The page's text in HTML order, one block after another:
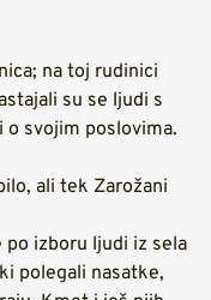
na toj rudinici
su se ljudi s
o svojim poslovima.
ali tek Zarožani
po izboru ljudi iz sela
polegali nasatke,